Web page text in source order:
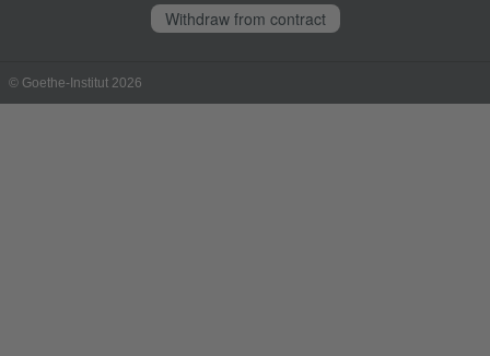
Withdraw from contract
© Goethe-Institut 2026